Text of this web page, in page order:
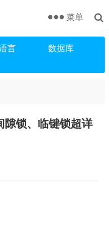
言
数据库
菜单
隙锁、临键锁超详